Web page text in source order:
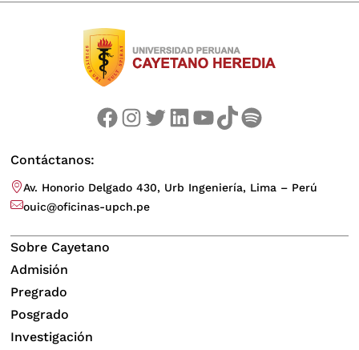
Facebook Instagram Twitter LinkedIn YouTube TikTok Spotify
Contáctanos:
Av. Honorio Delgado 430, Urb Ingeniería, Lima – Perú
ouic@oficinas-upch.pe
Sobre Cayetano
Admisión
Pregrado
Posgrado
Investigación